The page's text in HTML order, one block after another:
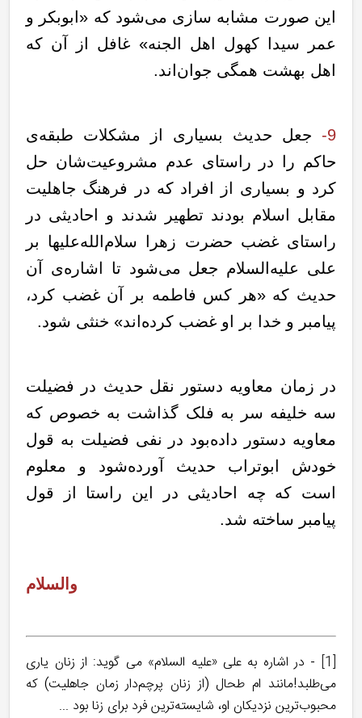
این صورت مشابه سازی می‌شود که «ابوبکر و
عمر سیدا کهول اهل الجنه» غافل از آن که
اهل بهشت همگی جوان‌اند.
9-
جعل حدیث بسیاری از مشکلات طبقه‌ی
حاکم را در راستای عدم مشروعیت‌شان حل
کرد و بسیاری از افراد که در فرهنگ جاهلیت
مقابل اسلام بودند تطهیر شدند و احادیثی در
راستای غضب حضرت زهرا سلام‌الله‌علیها بر
علی علیه‌السلام جعل می‌شود تا اشاره‌ی آن
حدیث که «هر کس فاطمه بر آن غضب کرد،
پیامبر و خدا بر او غضب کرده‌اند» خنثی شود.
در زمان معاویه دستور نقل حدیث در فضیلت
سه خلیفه سر به فلک گذاشت به خصوص که
معاویه دستور داده‌بود در نفی فضیلت به قول
خودش ابوتراب حدیث آورده‌شود و معلوم
است که چه احادیثی در این راستا از قول
پیامبر ساخته شد.
والسلام
[1]
- در اشاره به علی «علیه السلام» می گوید: از زنان یارى
مى‌طلبد!مانند ام طحال (از زنان پرچم‌دار زمان جاهلیت)‌ كه
محبوب‌ترین نزدیكان او، شایسته‌ترین فرد برای زنا بود ...